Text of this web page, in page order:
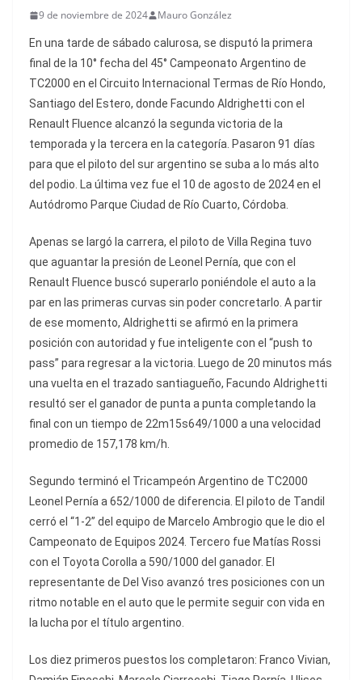
9 de noviembre de 2024 Mauro González
En una tarde de sábado calurosa, se disputó la primera
final de la 10° fecha del 45° Campeonato Argentino de
TC2000 en el Circuito Internacional Termas de Río Hondo,
Santiago del Estero, donde Facundo Aldrighetti con el
Renault Fluence alcanzó la segunda victoria de la
temporada y la tercera en la categoría. Pasaron 91 días
para que el piloto del sur argentino se suba a lo más alto
del podio. La última vez fue el 10 de agosto de 2024 en el
Autódromo Parque Ciudad de Río Cuarto, Córdoba.
Apenas se largó la carrera, el piloto de Villa Regina tuvo
que aguantar la presión de Leonel Pernía, que con el
Renault Fluence buscó superarlo poniéndole el auto a la
par en las primeras curvas sin poder concretarlo. A partir
de ese momento, Aldrighetti se afirmó en la primera
posición con autoridad y fue inteligente con el “push to
pass” para regresar a la victoria. Luego de 20 minutos más
una vuelta en el trazado santiagueño, Facundo Aldrighetti
resultó ser el ganador de punta a punta completando la
final con un tiempo de 22m15s649/1000 a una velocidad
promedio de 157,178 km/h.
Segundo terminó el Tricampeón Argentino de TC2000
Leonel Pernía a 652/1000 de diferencia. El piloto de Tandil
cerró el “1-2” del equipo de Marcelo Ambrogio que le dio el
Campeonato de Equipos 2024. Tercero fue Matías Rossi
con el Toyota Corolla a 590/1000 del ganador. El
representante de Del Viso avanzó tres posiciones con un
ritmo notable en el auto que le permite seguir con vida en
la lucha por el título argentino.
Los diez primeros puestos los completaron: Franco Vivian,